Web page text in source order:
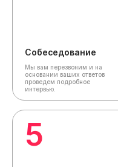
Собеседование
Мы вам перезвоним и на
основании ваших ответов
проведем подробное
интервью.
5